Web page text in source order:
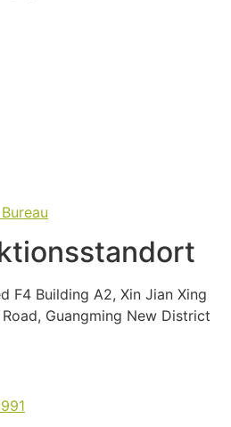
F4 Building A2, Xin Jian Xing
Guangming New District